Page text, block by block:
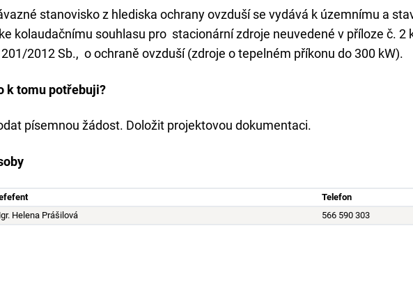
stanovisko z hlediska ochrany ovzduší se vydává k územnímu a
kolaudačnímu souhlasu pro stacionární zdroje neuvedené v příloze č. 2
2012 Sb., o ochraně ovzduší (zdroje o tepelném příkonu do 300 kW).
k tomu potřebuji?
písemnou žádost. Doložit projektovou dokumentaci.
Telefon
Helena Prášilová
566 590 303